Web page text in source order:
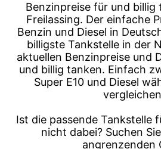
Benzinpreise für und billig
Freilassing. Der einfache
Benzin und Diesel in
billigste Tankstelle in der
aktuellen Benzinpreise und
und billig tanken. Einfach
Super E10 und Diesel
Ist die passende Tankstelle
nicht dabei? Suchen
angrenzenden